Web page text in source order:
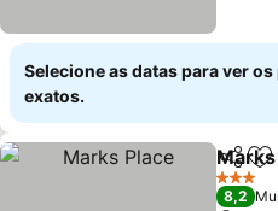
Selecione as datas para ver
exatos.
3 Estrelas
8,2